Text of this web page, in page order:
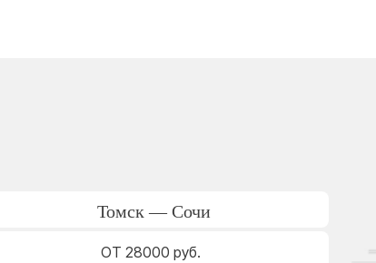
Томск — Сочи
ОТ 28000 руб.